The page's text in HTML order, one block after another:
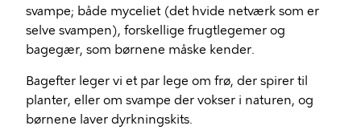
svampe; både myceliet (det hvide netværk som er
selve svampen), forskellige frugtlegemer og
bagegær, som børnene måske kender.
Bagefter leger vi et par lege om frø, der spirer til
planter, eller om svampe der vokser i naturen, og
børnene laver dyrkningskits.